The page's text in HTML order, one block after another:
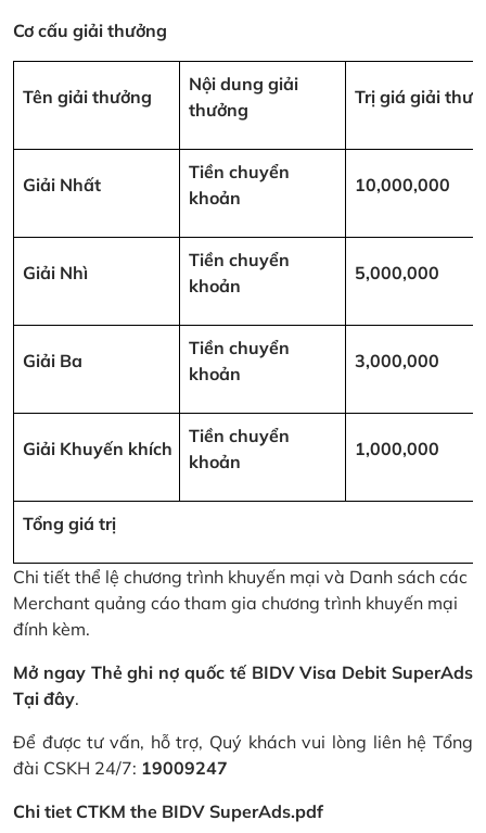
Cơ cấu giải thưởng
Tên giải thưởng
Nội dung giải
thưởng
Trị giá giải
Giải Nhất
Tiền chuyển
khoản
10,000,000
Giải Nhì
Tiền chuyển
khoản
5,000,000
Giải Ba
Tiền chuyển
khoản
3,000,000
Giải Khuyến khích
Tiền chuyển
khoản
1,000,000
Tổng giá trị
Chi tiết thể lệ chương trình khuyến mại và Danh sách các
Merchant quảng cáo tham gia chương trình khuyến mại
đính kèm.
Mở ngay Thẻ ghi nợ quốc tế BIDV Visa Debit SuperAds
Tại đây.
Để được tư vấn, hỗ trợ, Quý khách vui lòng liên hệ Tổng
đài CSKH 24/7: 19009247
Chi tiet CTKM the BIDV SuperAds.pdf